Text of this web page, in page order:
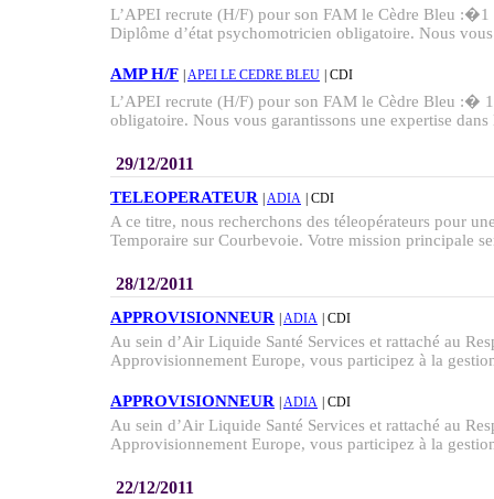
L’APEI recrute (H/F) pour son FAM le Cèdre Bleu
Diplôme d’état psychomotricien obligatoire. Nous
AMP H/F APEI LE CEDRE BLEU | CDI
L’APEI recrute (H/F) pour son FAM le Cèdre Bleu :�
obligatoire. Nous vous garantissons une expertise dans
29/12/2011
TELEOPERATEUR ADIA | CDI
A ce titre, nous recherchons des téleopérateurs pour
Temporaire sur Courbevoie. Votre mission principale
28/12/2011
APPROVISIONNEUR ADIA | CDI
Au sein d’Air Liquide Santé Services et rattaché au
Approvisionnement Europe, vous participez à la
APPROVISIONNEUR ADIA | CDI
Au sein d’Air Liquide Santé Services et rattaché au
Approvisionnement Europe, vous participez à la
22/12/2011